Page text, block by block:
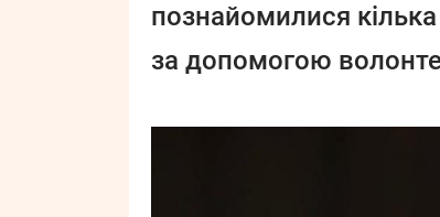
познайомилися кілька
за допомогою